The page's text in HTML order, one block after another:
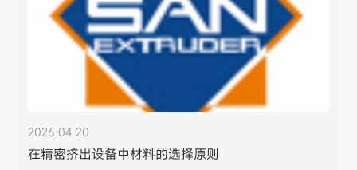
2026-04-20
在精密挤出设备中材料的选择原则